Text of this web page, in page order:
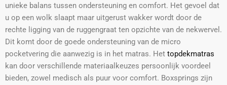
unieke balans tussen ondersteuning en comfort. Het gevoel dat
u op een wolk slaapt maar uitgerust wakker wordt door de
rechte ligging van de ruggengraat ten opzichte van de nekwervel.
Dit komt door de goede ondersteuning van de micro
pocketvering die aanwezig is in het matras. Het topdekmatras
kan door verschillende materiaalkeuzes persoonlijk voordeel
bieden, zowel medisch als puur voor comfort. Boxsprings zijn